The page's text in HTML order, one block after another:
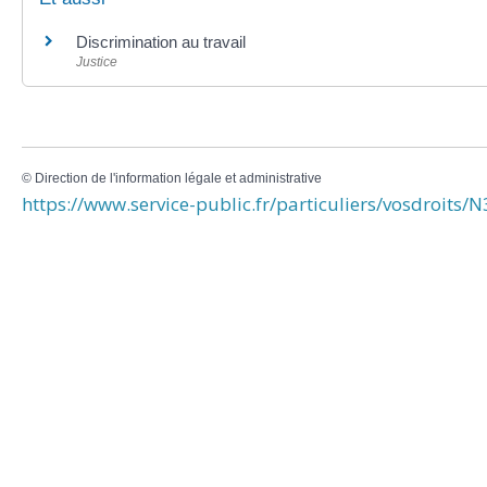
Discrimination au travail
Justice
© Direction de l'information légale et administrative
https://www.service-public.fr/particuliers/vosdroits/